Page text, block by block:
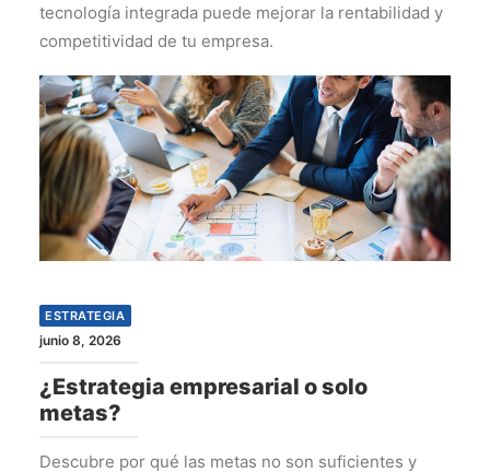
tecnología integrada puede mejorar la rentabilidad y
competitividad de tu empresa.
ESTRATEGIA
junio 8, 2026
¿Estrategia empresarial o solo
metas?
Descubre por qué las metas no son suficientes y